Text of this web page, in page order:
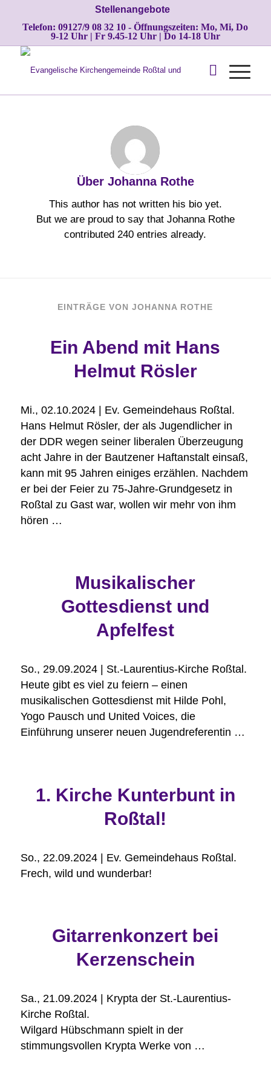
Stellenangebote
Telefon: 09127/9 08 32 10 - Öffnungszeiten: Mo, Mi, Do
9-12 Uhr | Fr 9.45-12 Uhr | Do 14-18 Uhr
Über Johanna Rothe
This author has not written his bio yet.
But we are proud to say that Johanna Rothe
contributed 240 entries already.
EINTRÄGE VON JOHANNA ROTHE
Ein Abend mit Hans
Helmut Rösler
Mi., 02.10.2024 | Ev. Gemeindehaus Roßtal.
Hans Helmut Rösler, der als Jugendlicher in
der DDR wegen seiner liberalen Überzeugung
acht Jahre in der Bautzener Haftanstalt einsaß,
kann mit 95 Jahren einiges erzählen. Nachdem
er bei der Feier zu 75-Jahre-Grundgesetz in
Roßtal zu Gast war, wollen wir mehr von ihm
hören …
Musikalischer
Gottesdienst und
Apfelfest
So., 29.09.2024 | St.-Laurentius-Kirche Roßtal.
Heute gibt es viel zu feiern – einen
musikalischen Gottesdienst mit Hilde Pohl,
Yogo Pausch und United Voices, die
Einführung unserer neuen Jugendreferentin …
1. Kirche Kunterbunt in
Roßtal!
So., 22.09.2024 | Ev. Gemeindehaus Roßtal.
Frech, wild und wunderbar!
Gitarrenkonzert bei
Kerzenschein
Sa., 21.09.2024 | Krypta der St.-Laurentius-
Kirche Roßtal.
Wilgard Hübschmann spielt in der
stimmungsvollen Krypta Werke von …